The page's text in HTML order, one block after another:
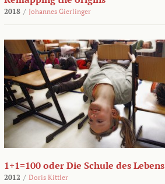
2018 / Johannes Gierlinger
1+1=100 oder Die Schule des Lebens
2012 / Doris Kittler